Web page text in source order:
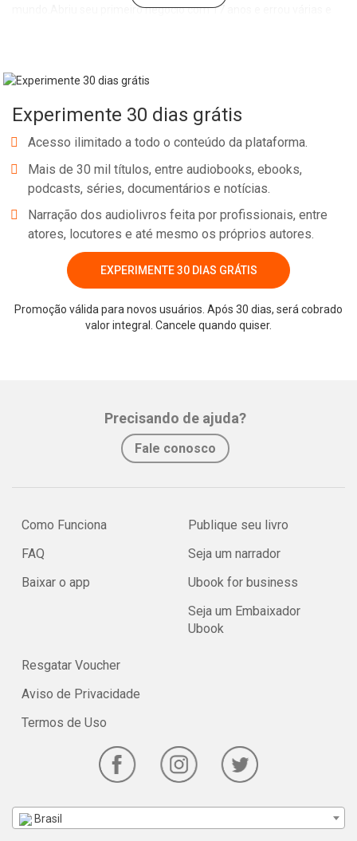
mundo.Abriu seu primeiro negócio com 17 anos e errou várias e
entregar valor para todos aqueles que são empreendedores, ou
https://www.instagram.com/gabrielgoncalveslive/Facebook:
https://www.facebook.com/gabrielgoncalveslive/Website:
https://twitter.com/blogdogabrielMedium:
https://medium.com/@gabrielgoncalveslive
******Patrocinadores e Apoiadores:Inetvip Telecom -
http://inetvip.com.brTrês Corações - https://loja.escolhat
Experimente 30 dias grátis
Acesso ilimitado a todo o conteúdo da plataforma.
Mais de 30 mil títulos, entre audiobooks, ebooks,
podcasts, séries, documentários e notícias.
Narração dos audiolivros feita por profissionais, entre
atores, locutores e até mesmo os próprios autores.
EXPERIMENTE 30 DIAS GRÁTIS
Promoção válida para novos usuários. Após 30 dias, será cobrado
valor integral. Cancele quando quiser.
Precisando de ajuda?
Fale conosco
Como Funciona
FAQ
Baixar o app
Publique seu livro
Seja um narrador
Ubook for business
Seja um Embaixador
Ubook
Resgatar Voucher
Aviso de Privacidade
Termos de Uso
Brasil
Whatsapp Facebook Twitter